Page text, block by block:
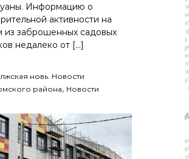
Информацию о
активности на
из заброшенных садовых
недалеко от […]
новь. Новости
района, Новости